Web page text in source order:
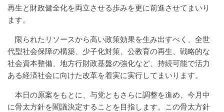
再生と財政健全化を両立させる歩みを更に前進させてまいり
ます。
限られたリソースから高い政策効果を生み出すべく、全世
代型社会保障の構築、少子化対策、公教育の再生、戦略的な
社会資本整備、地方行財政基盤の強化など、持続可能で活力
ある経済社会に向けた改革を着実に実行してまいります。
本日の原案をもとに、与党ともさらに調整を進め、今月中
に骨太方針を閣議決定することを目指します。この骨太方針